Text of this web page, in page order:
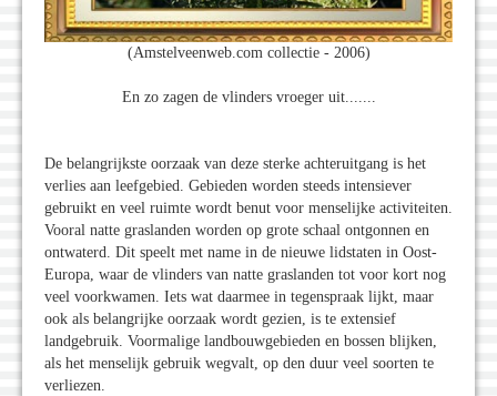
(Amstelveenweb.com collectie - 2006)
En zo zagen de vlinders vroeger uit.......
De belangrijkste oorzaak van deze sterke achteruitgang is het
verlies aan leefgebied. Gebieden worden steeds intensiever
gebruikt en veel ruimte wordt benut voor menselijke activiteiten.
Vooral natte graslanden worden op grote schaal ontgonnen en
ontwaterd. Dit speelt met name in de nieuwe lidstaten in Oost-
Europa, waar de vlinders van natte graslanden tot voor kort nog
veel voorkwamen. Iets wat daarmee in tegenspraak lijkt, maar
ook als belangrijke oorzaak wordt gezien, is te extensief
landgebruik. Voormalige landbouwgebieden en bossen blijken,
als het menselijk gebruik wegvalt, op den duur veel soorten te
verliezen.